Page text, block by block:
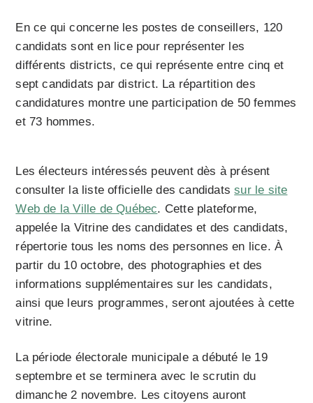
En ce qui concerne les postes de conseillers, 120
candidats sont en lice pour représenter les
différents districts, ce qui représente entre cinq et
sept candidats par district. La répartition des
candidatures montre une participation de 50 femmes
et 73 hommes.
Les électeurs intéressés peuvent dès à présent
consulter la liste officielle des candidatssur le site
Web de la Ville de Québec. Cette plateforme,
appelée la Vitrine des candidates et des candidats,
répertorie tous les noms des personnes en lice. À
partir du 10 octobre, des photographies et des
informations supplémentaires sur les candidats,
ainsi que leurs programmes, seront ajoutées à cette
vitrine.
La période électorale municipale a débuté le 19
septembre et se terminera avec le scrutin du
dimanche 2 novembre. Les citoyens auront